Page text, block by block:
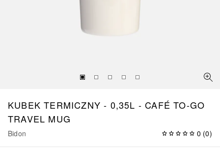
KUBEK TERMICZNY - 0,35L - CAFÉ TO-GO
TRAVEL MUG
Bidon 0 (0)